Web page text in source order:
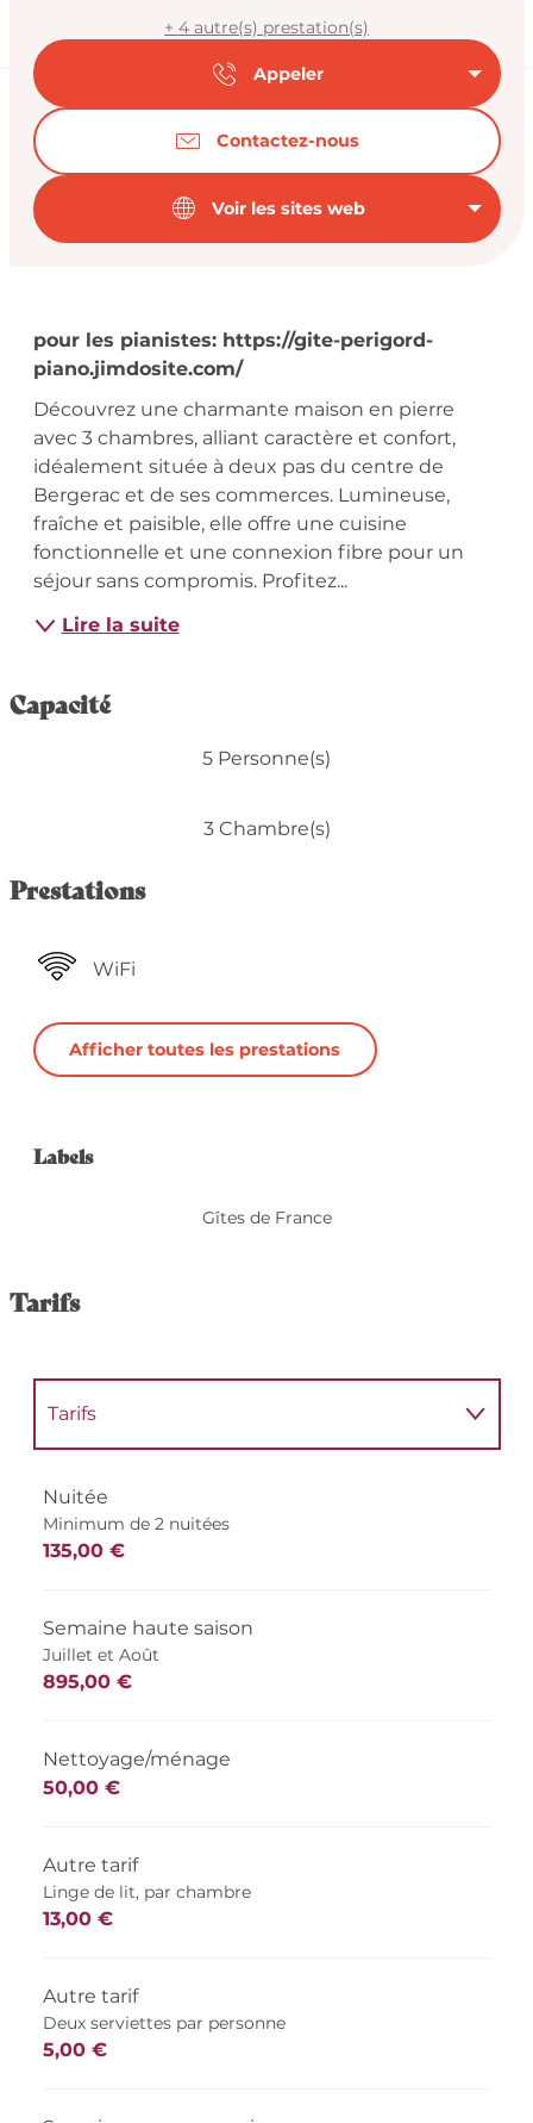
+ 4 autre(s) prestation(s)
Appeler
Contactez-nous
Voir les sites web
Description
pour les pianistes: https://gite-perigord-
piano.jimdosite.com/
Découvrez une charmante maison en pierre
avec 3 chambres, alliant caractère et confort,
idéalement située à deux pas du centre de
Bergerac et de ses commerces. Lumineuse,
fraîche et paisible, elle offre une cuisine
fonctionnelle et une connexion fibre pour un
séjour sans compromis. Profitez...
Lire la suite
Capacité
5 Personne(s)
3 Chambre(s)
Prestations
WiFi
Afficher toutes les prestations
Offres de
Labels
Labels
Gîtes de France
Tarifs
Tarifs
Nuitée
Minimum de 2 nuitées
135,00 €
Semaine haute saison
Juillet et Août
895,00 €
Nettoyage/ménage
50,00 €
Autre tarif
Linge de lit, par chambre
13,00 €
Autre tarif
Deux serviettes par personne
5,00 €